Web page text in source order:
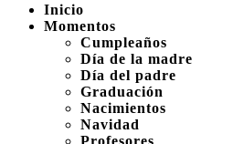
Inicio
Momentos
Cumpleaños
Día de la madre
Día del padre
Graduación
Nacimientos
Navidad
Profesores